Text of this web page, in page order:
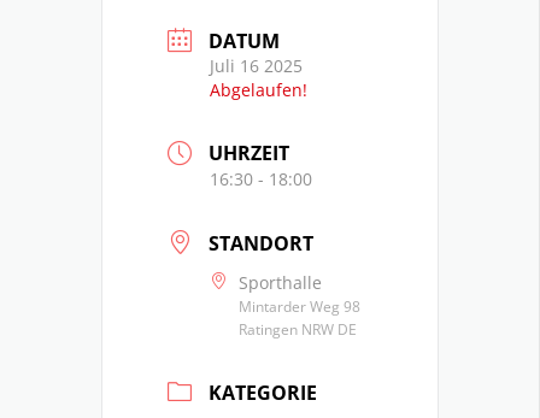
DATUM
Juli 16 2025
Abgelaufen!
UHRZEIT
16:30 - 18:00
STANDORT
Sporthalle
Mintarder Weg 98
Ratingen NRW DE
KATEGORIE